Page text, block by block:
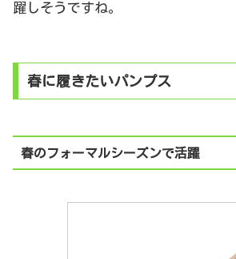
躍しそうですね。
春に履きたいパンプス
春のフォーマルシーズンで活躍